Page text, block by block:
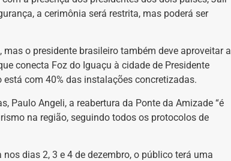
a cerimônia será restrita, mas poderá ser
o presidente brasileiro também deve aproveitar a
conecta Foz do Iguaçu à cidade de Presidente
com 40% das instalações concretizadas.
Paulo Angeli, a reabertura da Ponte da Amizade “é
na região, seguindo todos os protocolos de
nos dias 2, 3 e 4 de dezembro, o público terá uma